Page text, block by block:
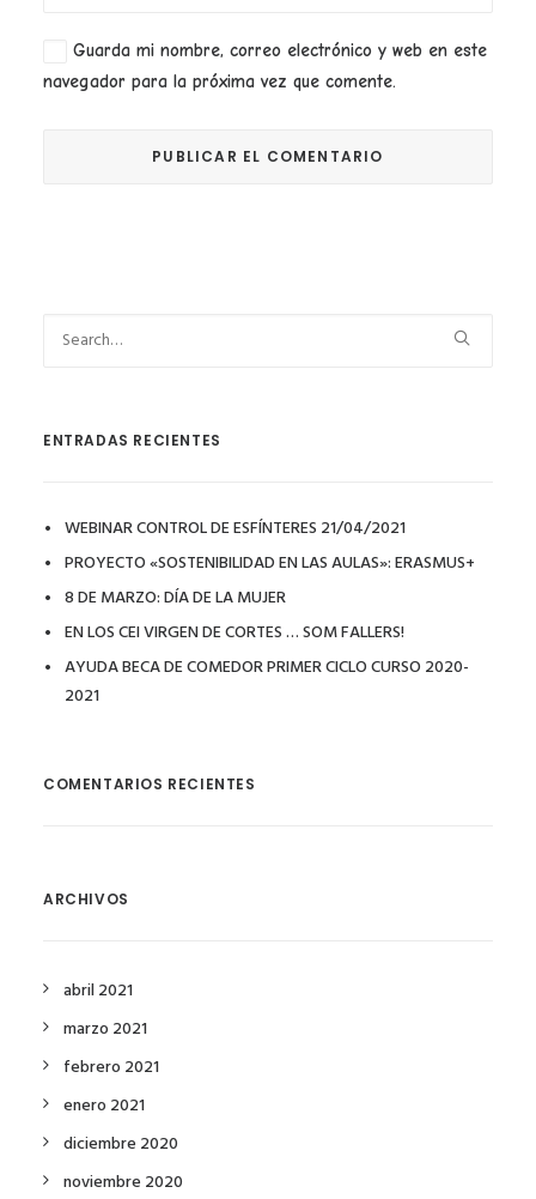
Guarda mi nombre, correo electrónico y web en este
navegador para la próxima vez que comente.
ENTRADAS RECIENTES
WEBINAR CONTROL DE ESFÍNTERES 21/04/2021
PROYECTO «SOSTENIBILIDAD EN LAS AULAS»: ERASMUS+
8 DE MARZO: DÍA DE LA MUJER
EN LOS CEI VIRGEN DE CORTES … SOM FALLERS!
AYUDA BECA DE COMEDOR PRIMER CICLO CURSO 2020-
2021
COMENTARIOS RECIENTES
ARCHIVOS
abril 2021
marzo 2021
febrero 2021
enero 2021
diciembre 2020
noviembre 2020